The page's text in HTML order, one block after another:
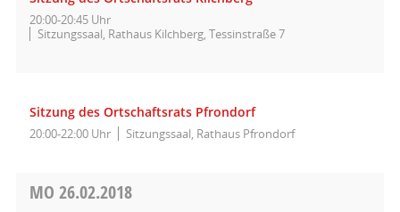
20:00-20:45 Uhr
Sitzungssaal, Rathaus Kilchberg, Tessinstraße 7
Sitzung des Ortschaftsrats Pfrondorf
20:00-22:00 Uhr Sitzungssaal, Rathaus Pfrondorf
MO 26.02.2018